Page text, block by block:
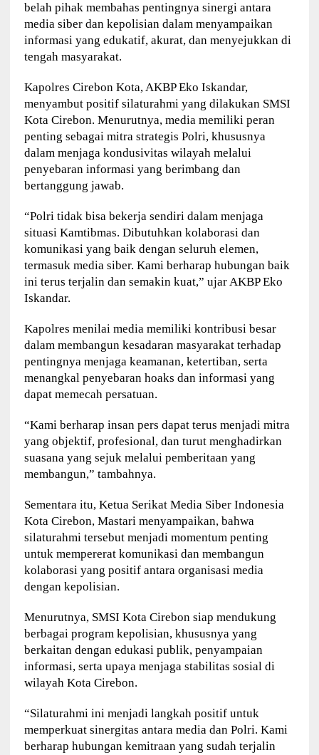
belah pihak membahas pentingnya sinergi antara
media siber dan kepolisian dalam menyampaikan
informasi yang edukatif, akurat, dan menyejukkan di
tengah masyarakat.
Kapolres Cirebon Kota, AKBP Eko Iskandar,
menyambut positif silaturahmi yang dilakukan SMSI
Kota Cirebon. Menurutnya, media memiliki peran
penting sebagai mitra strategis Polri, khususnya
dalam menjaga kondusivitas wilayah melalui
penyebaran informasi yang berimbang dan
bertanggung jawab.
“Polri tidak bisa bekerja sendiri dalam menjaga
situasi Kamtibmas. Dibutuhkan kolaborasi dan
komunikasi yang baik dengan seluruh elemen,
termasuk media siber. Kami berharap hubungan baik
ini terus terjalin dan semakin kuat,” ujar AKBP Eko
Iskandar.
Kapolres menilai media memiliki kontribusi besar
dalam membangun kesadaran masyarakat terhadap
pentingnya menjaga keamanan, ketertiban, serta
menangkal penyebaran hoaks dan informasi yang
dapat memecah persatuan.
“Kami berharap insan pers dapat terus menjadi mitra
yang objektif, profesional, dan turut menghadirkan
suasana yang sejuk melalui pemberitaan yang
membangun,” tambahnya.
Sementara itu, Ketua Serikat Media Siber Indonesia
Kota Cirebon, Mastari menyampaikan, bahwa
silaturahmi tersebut menjadi momentum penting
untuk mempererat komunikasi dan membangun
kolaborasi yang positif antara organisasi media
dengan kepolisian.
Menurutnya, SMSI Kota Cirebon siap mendukung
berbagai program kepolisian, khususnya yang
berkaitan dengan edukasi publik, penyampaian
informasi, serta upaya menjaga stabilitas sosial di
wilayah Kota Cirebon.
“Silaturahmi ini menjadi langkah positif untuk
memperkuat sinergitas antara media dan Polri. Kami
berharap hubungan kemitraan yang sudah terjalin